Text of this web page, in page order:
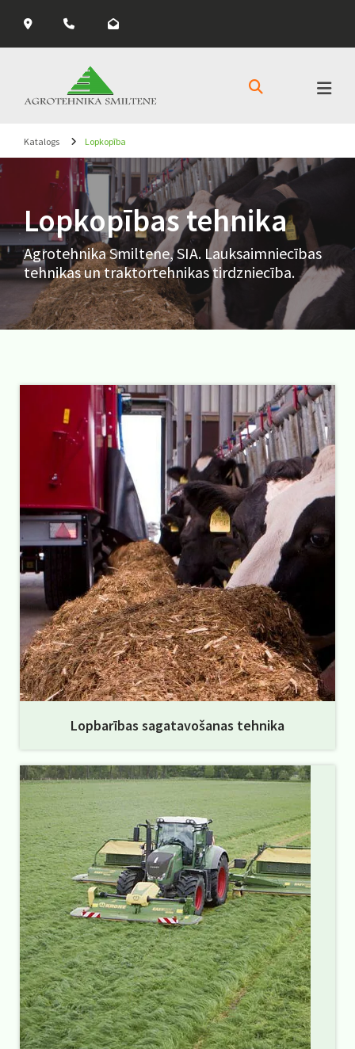
  
Katalogs Lopkopība
Lopkopības tehnika
Agrotehnika Smiltene, SIA. Lauksaimniecības
tehnikas un traktortehnikas tirdzniecība.
Lopbarības sagatavošanas tehnika